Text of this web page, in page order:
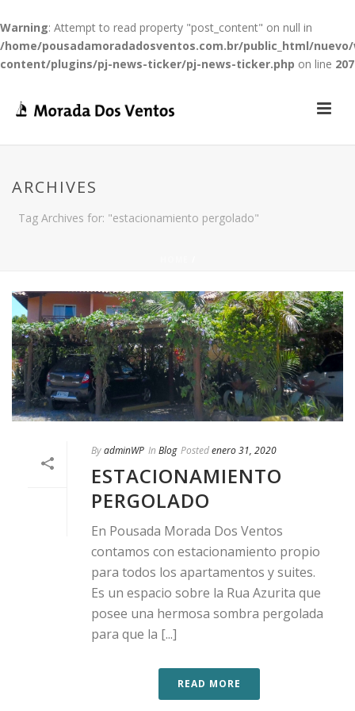
Warning: Attempt to read property "post_content" on null in
/home/pousadamoradadosventos.com.br/public_html/
content/plugins/pj-news-ticker/pj-news-ticker.php on line 207
ARCHIVES
Tag Archives for: "estacionamiento pergolado"
ByadminWP In Blog Postedenero 31, 2020
ESTACIONAMIENTO
PERGOLADO
En Pousada Morada Dos Ventos
contamos con estacionamiento propio
para todos los apartamentos y suites.
Es un espacio sobre la Rua Azurita que
posee una hermosa sombra pergolada
para que la [...]
READ MORE